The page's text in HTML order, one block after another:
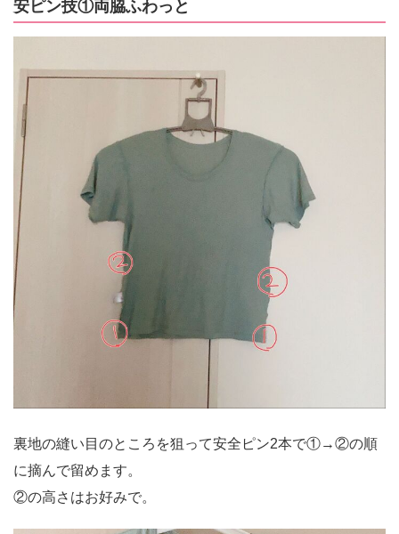
安ピン技①両脇ふわっと
裏地の縫い目のところを狙って安全ピン2本で①→②の順
に摘んで留めます。
②の高さはお好みで。